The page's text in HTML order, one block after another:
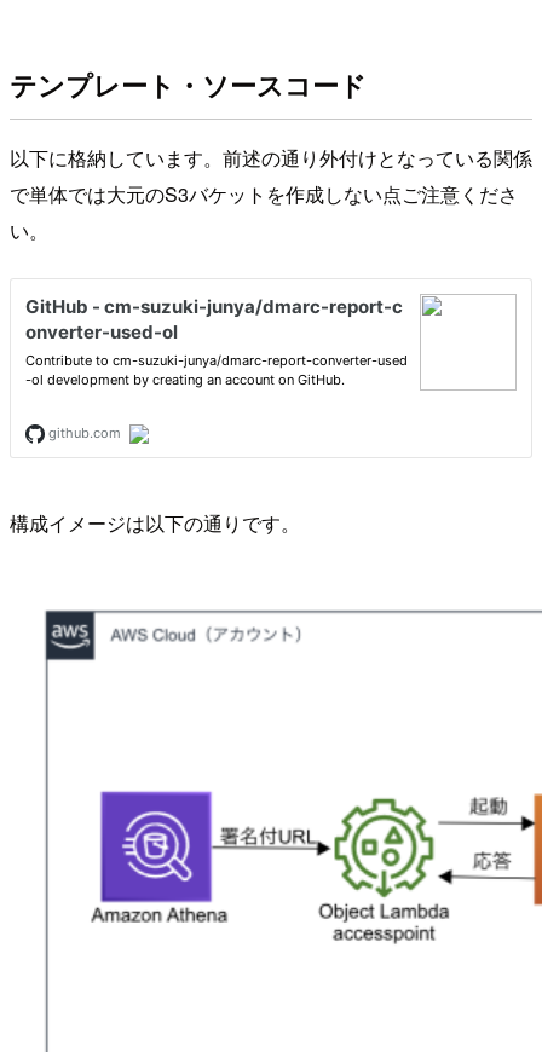
テンプレート・ソースコード
以下に格納しています。前述の通り外付けとなっている関係
で単体では大元のS3バケットを作成しない点ご注意くださ
い。
構成イメージは以下の通りです。